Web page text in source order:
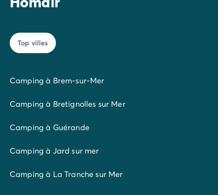
divertissante avant de retrouver les merveilles qu'offre
Top villes
Camping à Brem-sur-Mer
Camping à Bretignolles sur Mer
Camping à Guérande
Camping à Jard sur mer
Camping à La Tranche sur Mer